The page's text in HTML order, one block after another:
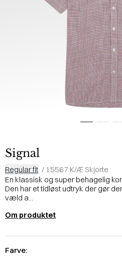
Signal
Regular fit / 15567 K/Æ Skjorte
En klassisk og super behagelig
Den har et tidløst udtryk der gør
væld a...
Om produktet
Farve: